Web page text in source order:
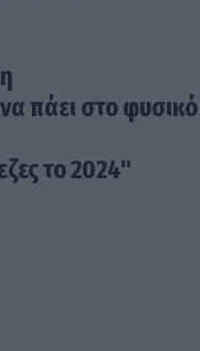
πάει στο φυσικό
το 2024"